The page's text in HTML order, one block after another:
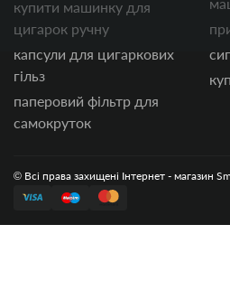
купити машинку для
цигарок ручну
капсули для цигаркових
гільз
паперовий фільтр для
самокруток
© Всі права захищені Інтернет - магазин